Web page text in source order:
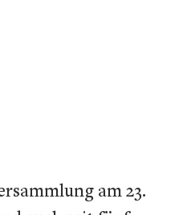
am 23.